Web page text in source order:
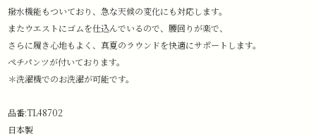
撥水機能もついており、急な天候の変化にも対応します。
またウエストにゴムを仕込んでいるので、腰回りが楽で、
さらに履き心地もよく、真夏のラウンドを快適にサポートします。
ペチパンツが付いております。
＊洗濯機でのお洗濯が可能です。
品番:TL48702
日本製